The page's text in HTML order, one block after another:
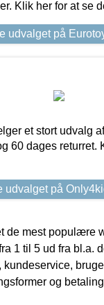
Klik her for at se
udvalget på
et stort udvalg
60 dages returret.
udvalget på
de mest populære
1 til 5 ud fra bl.a.
kundeservice,
og